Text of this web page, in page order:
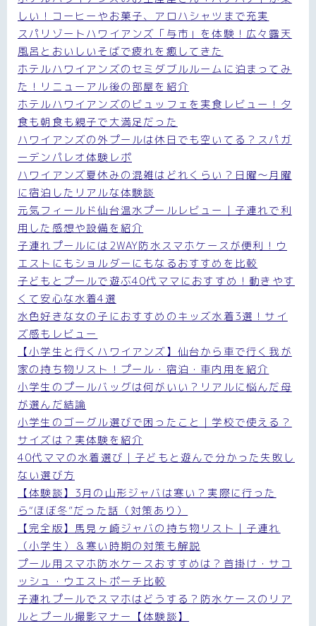
しい！コーヒーやお菓子、アロハシャツまで充実
スパリゾートハワイアンズ「与市」を体験！広々露天
風呂とおいしいそばで疲れを癒してきた
ホテルハワイアンズのセミダブルルームに泊まってみ
た！リニューアル後の部屋を紹介
ホテルハワイアンズのビュッフェを実食レビュー！夕
食も朝食も親子で大満足だった
ハワイアンズの外プールは休日でも空いてる？スパガ
ーデンパレオ体験レポ
ハワイアンズ夏休みの混雑はどれくらい？日曜〜月曜
に宿泊したリアルな体験談
元気フィールド仙台温水プールレビュー｜子連れで利
用した感想や設備を紹介
子連れプールには2WAY防水スマホケースが便利！ウ
エストにもショルダーにもなるおすすめを比較
子どもとプールで遊ぶ40代ママにおすすめ！動きやす
くて安心な水着4選
水色好きな女の子におすすめのキッズ水着3選！サイ
ズ感もレビュー
【小学生と行くハワイアンズ】仙台から車で行く我が
家の持ち物リスト！プール・宿泊・車内用を紹介
小学生のプールバッグは何がいい？リアルに悩んだ母
が選んだ結論
小学生のゴーグル選びで困ったこと｜学校で使える？
サイズは？実体験を紹介
40代ママの水着選び｜子どもと遊んで分かった失敗し
ない選び方
【体験談】3月の山形ジャバは寒い？実際に行った
ら“ほぼ冬”だった話（対策あり）
【完全版】馬見ヶ崎ジャバの持ち物リスト｜子連れ
（小学生）＆寒い時期の対策も解説
プール用スマホ防水ケースおすすめは？首掛け・サコ
ッシュ・ウエストポーチ比較
子連れプールでスマホはどうする？防水ケースのリア
ルとプール撮影マナー【体験談】